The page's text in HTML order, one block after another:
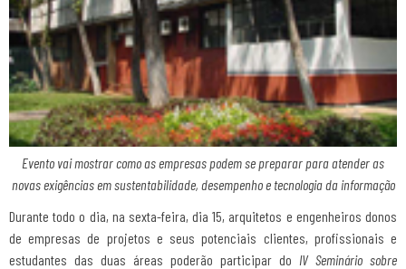
Evento vai mostrar como as empresas podem se preparar para atender as
novas exigências em sustentabilidade, desempenho e tecnologia da informação
Durante todo o dia, na sexta-feira, dia 15, arquitetos e engenheiros donos
de empresas de projetos e seus potenciais clientes, profissionais e
estudantes das duas áreas poderão participar do IV Seminário sobre